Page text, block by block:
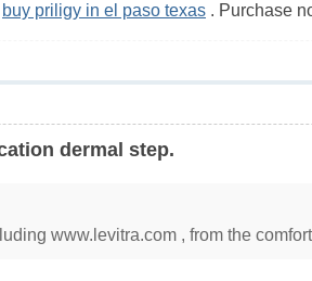
buy priligy in el paso texas . Purchase
dermal step.
www.levitra.com , from the